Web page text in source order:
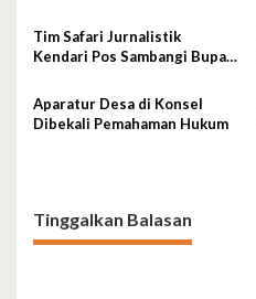
Berkualitas untuk Semua
Tim Safari Jurnalistik
Kendari Pos Sambangi Bupati
Arah Pembangunan
Aparatur Desa di Konsel
Dibekali Pemahaman Hukum
Tinggalkan Balasan